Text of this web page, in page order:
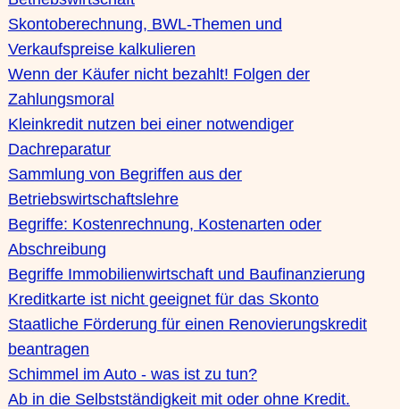
Skontoberechnung, BWL-Themen und
Verkaufspreise kalkulieren
Wenn der Käufer nicht bezahlt! Folgen der
Zahlungsmoral
Kleinkredit nutzen bei einer notwendiger
Dachreparatur
Sammlung von Begriffen aus der
Betriebswirtschaftslehre
Begriffe: Kostenrechnung, Kostenarten oder
Abschreibung
Begriffe Immobilienwirtschaft und Baufinanzierung
Kreditkarte ist nicht geeignet für das Skonto
Staatliche Förderung für einen Renovierungskredit
beantragen
Schimmel im Auto - was ist zu tun?
Ab in die Selbstständigkeit mit oder ohne Kredit.